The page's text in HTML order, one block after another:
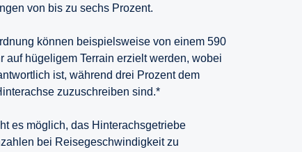
von bis zu sechs Prozent.
können beispielsweise von einem 590
auf hügeligem Terrain erzielt werden, wobei
ist, während drei Prozent dem
zuzuschreiben sind.*
es möglich, das Hinterachsgetriebe
bei Reisegeschwindigkeit zu